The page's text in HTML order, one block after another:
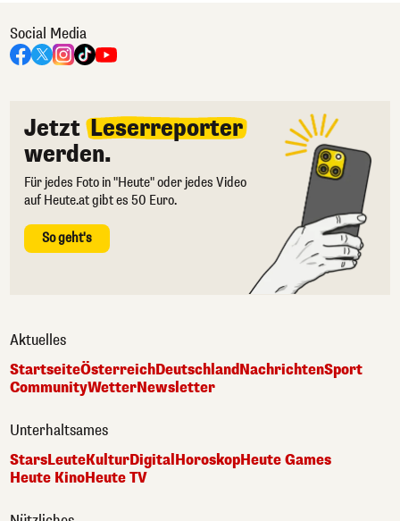
Social Media
Jetzt Leserreporter
werden.
Für jedes Foto in "Heute" oder jedes Video
auf Heute.at gibt es 50 Euro.
So geht's
Aktuelles
StartseiteÖsterreichDeutschlandNachrichtenSport
CommunityWetterNewsletter
Unterhaltsames
StarsLeuteKulturDigital HoroskopHeute Games
Heute KinoHeute TV